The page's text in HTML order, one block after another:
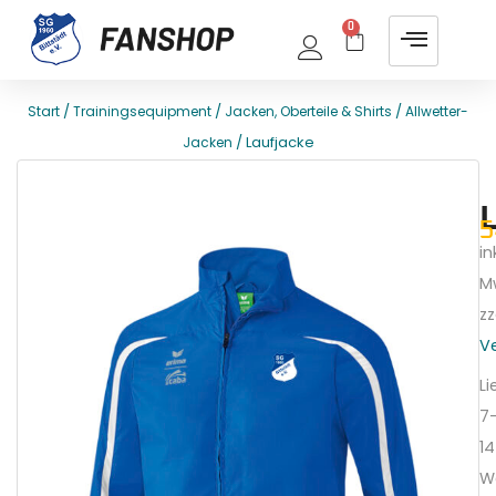
0
Start /Trainingsequipment / Jacken, Oberteile & Shirts /Allwetter-
Jacken / Laufjacke
14